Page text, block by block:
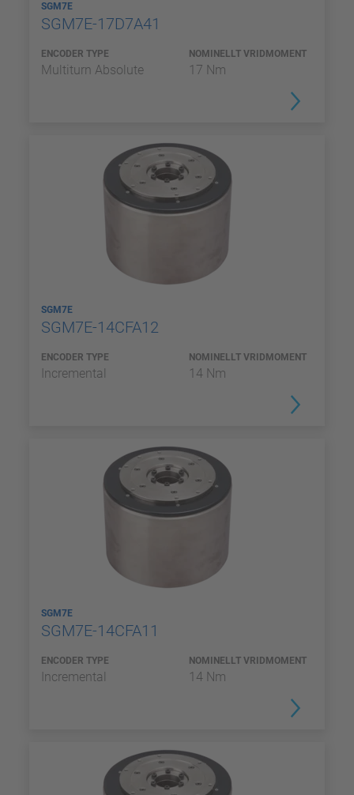
SGM7E
SGM7E-17D7A41
ENCODER TYPE
Multiturn Absolute
NOMINELLT VRIDMOMENT
17 Nm
SGM7E
SGM7E-14CFA12
ENCODER TYPE
Incremental
NOMINELLT VRIDMOMENT
14 Nm
SGM7E
SGM7E-14CFA11
ENCODER TYPE
Incremental
NOMINELLT VRIDMOMENT
14 Nm